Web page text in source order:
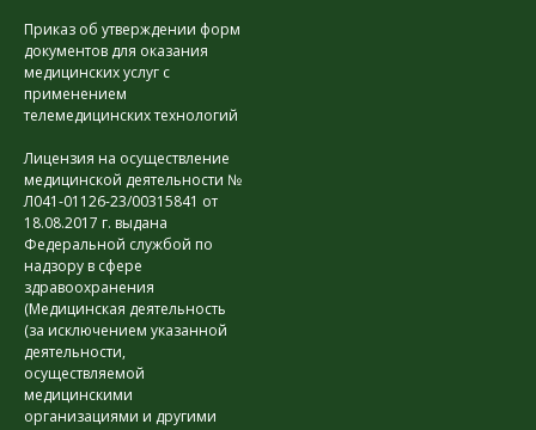
Приказ об утверждении форм
документов для оказания
медицинских услуг с
применением
телемедицинских технологий
Лицензия на осуществление
медицинской деятельности №
Л041-01126-23/00315841 от
18.08.2017 г. выдана
Федеральной службой по
надзору в сфере
здравоохранения
(Медицинская деятельность
(за исключением указанной
деятельности,
осуществляемой
медицинскими
организациями и другими